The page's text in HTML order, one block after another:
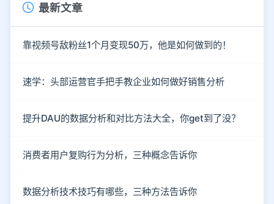
最新文章
靠视频号敌粉丝1个月变现50万，他是如何做到的！
速学：头部运营官手把手教企业如何做好销售分析
提升DAU的数据分析和对比方法大全，你get到了没？
消费者用户复购行为分析，三种概念告诉你
数据分析技术技巧有哪些，三种方法告诉你